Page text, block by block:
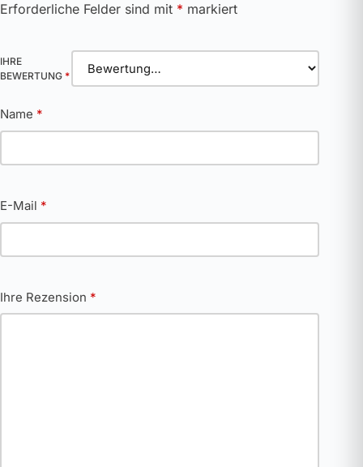
Erforderliche Felder sind mit * markiert
IHRE
BEWERTUNG *
Name *
E-Mail *
Ihre Rezension *